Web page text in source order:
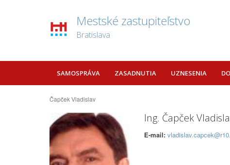
Mestské zastupiteľstvo
Bratislava
SAMOSPRÁVA ZASADNUTIA UZNESENIA
Čapček Vladislav
Ing. Čapček
E-mail: